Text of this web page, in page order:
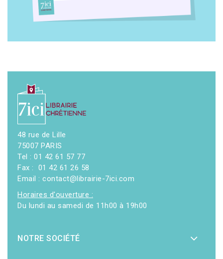
48 rue de Lille
75007 PARIS
Tel : 01 42 61 57 77
Fax : 01 42 61 26 58
Email : contact@librairie-7ici.com
Horaires d'ouverture :
Du lundi au samedi de 11h00 à 19h00
NOTRE SOCIÉTÉ